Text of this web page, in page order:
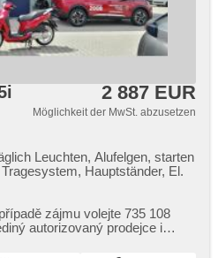
2 887 EUR
Möglichkeit der MwSt. abzusetzen
Leuchten, Alufelgen, starten
Hauptständer, El.
zájmu volejte 735 108